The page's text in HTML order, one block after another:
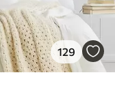
129